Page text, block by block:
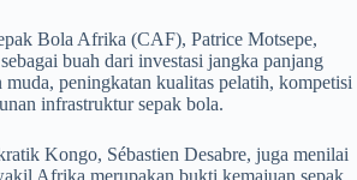
Bola Afrika (CAF), Patrice Motsepe,
buah dari investasi jangka panjang
muda, peningkatan kualitas pelatih, kompetisi
infrastruktur sepak bola.
Kongo, Sébastien Desabre, juga menilai
Afrika merupakan bukti kemajuan sepak